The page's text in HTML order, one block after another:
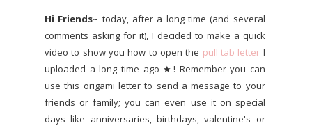
Hi Friends~ today, after a long time (and several
comments asking for it), I decided to make a quick
video to show you how to open the pull tab letter I
uploaded a long time ago ★! Remember you can
use this origami letter to send a message to your
friends or family; you can even use it on special
days like anniversaries, birthdays, valentine's or